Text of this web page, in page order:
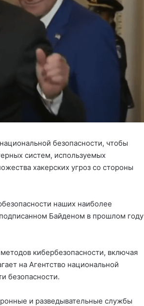
безопасности, чтобы
систем, используемых
хакерских угроз со стороны
наших наиболее
подписанном Байденом в прошлом году
кибербезопасности, включая
на Агентство национальной
безопасности.
и разведывательные службы